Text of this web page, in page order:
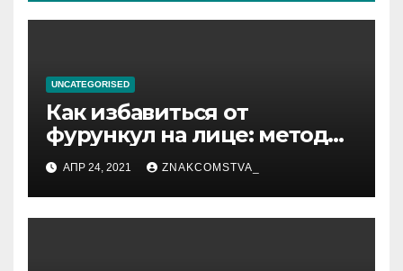
UNCATEGORISED
Как избавиться от
фурункул на лице: методы
лечения
АПР 24, 2021 ZNAKCOMSTVA_